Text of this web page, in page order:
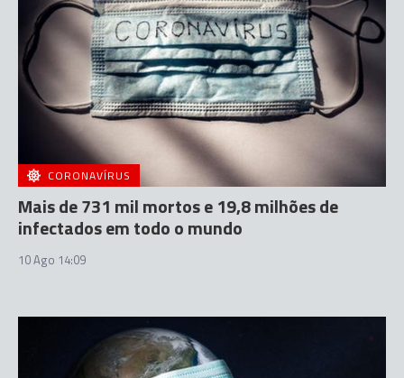
CORONAVÍRUS
Mais de 731 mil mortos e 19,8 milhões de
infectados em todo o mundo
10 Ago 14:09